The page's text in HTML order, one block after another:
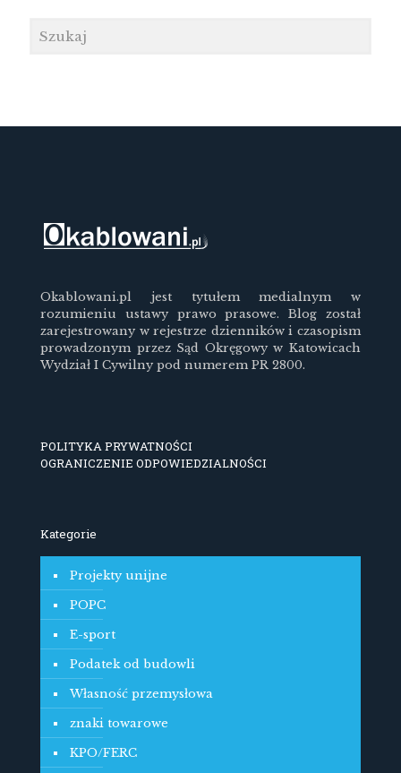
Okablowani.pl jest tytułem medialnym w
rozumieniu ustawy prawo prasowe. Blog został
zarejestrowany w rejestrze dzienników i czasopism
prowadzonym przez Sąd Okręgowy w Katowicach
Wydział I Cywilny pod numerem PR 2800.
POLITYKA PRYWATNOŚCI
OGRANICZENIE ODPOWIEDZIALNOŚCI
Kategorie
Projekty unijne
POPC
E-sport
Podatek od budowli
Własność przemysłowa
znaki towarowe
KPO/FERC